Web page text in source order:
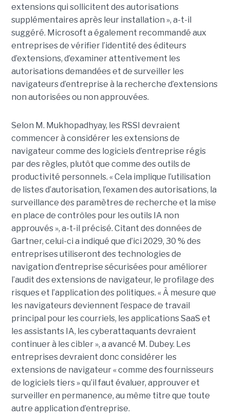
extensions qui sollicitent des autorisations
supplémentaires après leur installation », a-t-il
suggéré. Microsoft a également recommandé aux
entreprises de vérifier l’identité des éditeurs
d’extensions, d’examiner attentivement les
autorisations demandées et de surveiller les
navigateurs d’entreprise à la recherche d’extensions
non autorisées ou non approuvées.
Selon M. Mukhopadhyay, les RSSI devraient
commencer à considérer les extensions de
navigateur comme des logiciels d’entreprise régis
par des règles, plutôt que comme des outils de
productivité personnels. « Cela implique l’utilisation
de listes d’autorisation, l’examen des autorisations, la
surveillance des paramètres de recherche et la mise
en place de contrôles pour les outils IA non
approuvés », a-t-il précisé. Citant des données de
Gartner, celui-ci a indiqué que d’ici 2029, 30 % des
entreprises utiliseront des technologies de
navigation d’entreprise sécurisées pour améliorer
l’audit des extensions de navigateur, le profilage des
risques et l’application des politiques. « À mesure que
les navigateurs deviennent l’espace de travail
principal pour les courriels, les applications SaaS et
les assistants IA, les cyberattaquants devraient
continuer à les cibler », a avancé M. Dubey. Les
entreprises devraient donc considérer les
extensions de navigateur « comme des fournisseurs
de logiciels tiers » qu’il faut évaluer, approuver et
surveiller en permanence, au même titre que toute
autre application d’entreprise.